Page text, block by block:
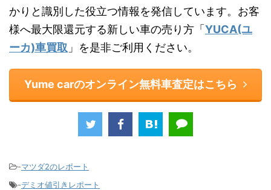
かりと識別した役立つ情報を発信しています。お客
様へ最大限還元する新しい車の売り方「 YUCA(ユ
ーカ)車買取 」を是非ご利用ください。
Yume carのオンライン無料車査定はこちら
-マツダ2のレポート
-デミオ値引きレポート